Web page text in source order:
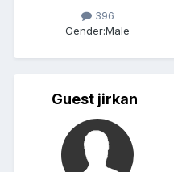
396
Gender:Male
Guest jirkan